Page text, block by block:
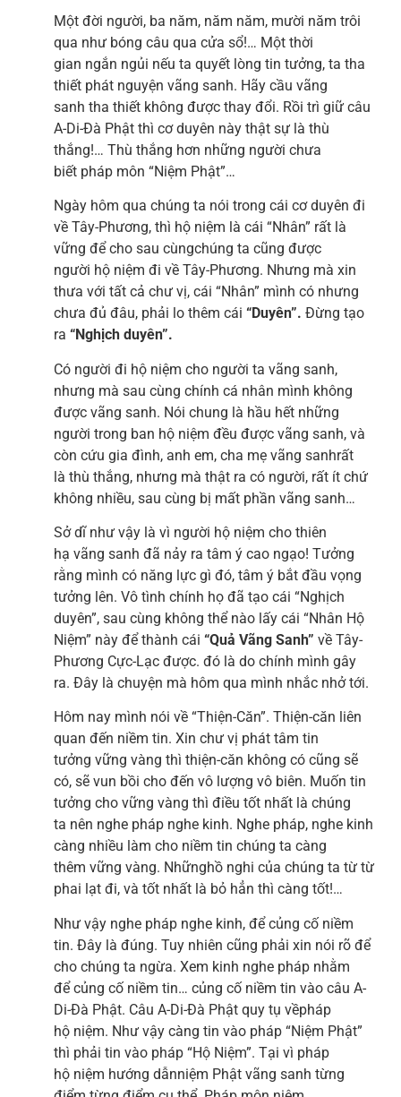
Một đời người, ba năm, năm năm, mười năm trôi
qua như bóng câu qua cửa sổ!… Một thời
gian ngắn ngủi nếu ta quyết lòng tin tưởng, ta tha
thiết phát nguyện vãng sanh. Hãy cầu vãng
sanh tha thiết không được thay đổi. Rồi trì giữ câu
A-Di-Đà Phật thì cơ duyên này thật sự là thù
thắng!… Thù thắng hơn những người chưa
biết pháp môn “Niệm Phật”…
Ngày hôm qua chúng ta nói trong cái cơ duyên đi
về Tây-Phương, thì hộ niệm là cái “Nhân” rất là
vững để cho sau cùngchúng ta cũng được
người hộ niệm đi về Tây-Phương. Nhưng mà xin
thưa với tất cả chư vị, cái “Nhân” mình có nhưng
chưa đủ đâu, phải lo thêm cái “Duyên”. Đừng tạo
ra “Nghịch duyên”.
Có người đi hộ niệm cho người ta vãng sanh,
nhưng mà sau cùng chính cá nhân mình không
được vãng sanh. Nói chung là hầu hết những
người trong ban hộ niệm đều được vãng sanh, và
còn cứu gia đình, anh em, cha mẹ vãng sanhrất
là thù thắng, nhưng mà thật ra có người, rất ít chứ
không nhiều, sau cùng bị mất phần vãng sanh…
Sở dĩ như vậy là vì người hộ niệm cho thiên
hạ vãng sanh đã nảy ra tâm ý cao ngạo! Tưởng
rằng mình có năng lực gì đó, tâm ý bắt đầu vọng
tưởng lên. Vô tình chính họ đã tạo cái “Nghịch
duyên”, sau cùng không thể nào lấy cái “Nhân Hộ
Niệm” này để thành cái “Quả Vãng Sanh” về Tây-
Phương Cực-Lạc được. đó là do chính mình gây
ra. Đây là chuyện mà hôm qua mình nhắc nhở tới.
Hôm nay mình nói về “Thiện-Căn”. Thiện-căn liên
quan đến niềm tin. Xin chư vị phát tâm tin
tưởng vững vàng thì thiện-căn không có cũng sẽ
có, sẽ vun bồi cho đến vô lượng vô biên. Muốn tin
tưởng cho vững vàng thì điều tốt nhất là chúng
ta nên nghe pháp nghe kinh. Nghe pháp, nghe kinh
càng nhiều làm cho niềm tin chúng ta càng
thêm vững vàng. Nhữnghồ nghi của chúng ta từ từ
phai lạt đi, và tốt nhất là bỏ hẳn thì càng tốt!…
Như vậy nghe pháp nghe kinh, để củng cố niềm
tin. Đây là đúng. Tuy nhiên cũng phải xin nói rõ để
cho chúng ta ngừa. Xem kinh nghe pháp nhằm
để củng cố niềm tin… củng cố niềm tin vào câu A-
Di-Đà Phật. Câu A-Di-Đà Phật quy tụ vềpháp
hộ niệm. Như vậy càng tin vào pháp “Niệm Phật”
thì phải tin vào pháp “Hộ Niệm”. Tại vì pháp
hộ niệm hướng dẫnniệm Phật vãng sanh từng